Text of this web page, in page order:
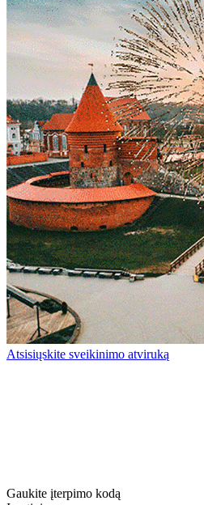
Atsisiųskite sveikinimo atviruką
Gaukite įterpimo kodą